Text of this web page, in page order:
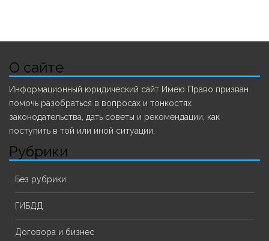
О сайте
Информационный юридический сайт Имею Право призван
помочь разобраться в вопросах и тонкостях
законодательства, дать советы и рекомендации, как
поступить в той или иной ситуации.
Рубрики
Без рубрики
ГИБДД
Договора и бизнес